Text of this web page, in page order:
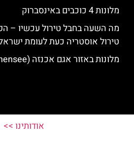
מלונות 4 כוכבים באינסברוק
מה השעה בחבל טירול עכשיו –
טירול אוסטריה כעת לעומת
מלונות באזור אגם אכנזה (Achensee)
אודותינו >>